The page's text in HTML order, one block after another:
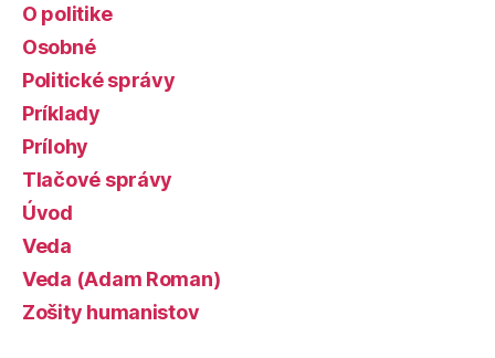
O politike
Osobné
Politické správy
Príklady
Prílohy
Tlačové správy
Úvod
Veda
Veda (Adam Roman)
Zošity humanistov